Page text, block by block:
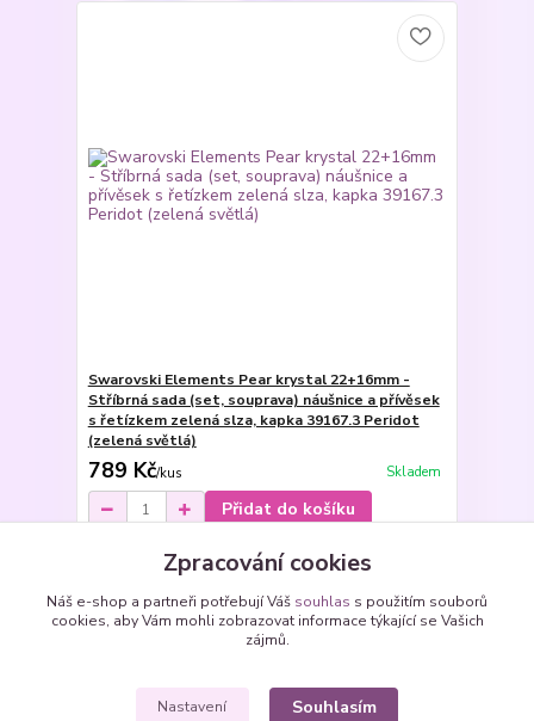
Swarovski Elements Pear krystal 22+16mm -
Stříbrná sada (set, souprava) náušnice a přívěsek
s řetízkem zelená slza, kapka 39167.3 Peridot
(zelená světlá)
789 Kč/kus Skladem
Přidat do košíku
Načíst další produkty (15)
strana z 3další
Zpracování cookies
Náš e-shop a partneři potřebují Váš souhlas s použitím souborů
cookies, aby Vám mohli zobrazovat informace týkající se Vašich
zájmů.
Nastavení Souhlasím